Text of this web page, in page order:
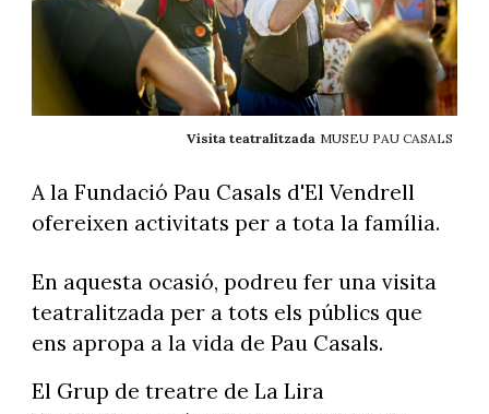
Visita teatralitzada MUSEU PAU CASALS
A la Fundació Pau Casals d'El Vendrell
ofereixen activitats per a tota la família.
En aquesta ocasió, podreu fer una visita
teatralitzada per a tots els públics que
ens apropa a la vida de Pau Casals.
El Grup de treatre de La Lira